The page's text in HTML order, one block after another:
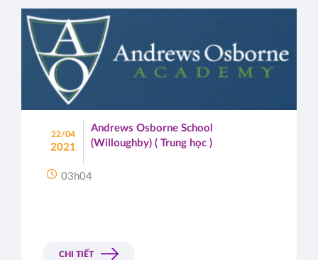
22/04
2021
Andrews Osborne School
(Willoughby) ( Trung học )
03h04
CHI TIẾT